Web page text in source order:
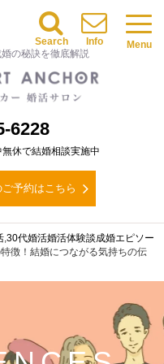
の秘訣を徹底解説
6228
無休で結婚相談実施中
予約はこちら
Menu
Info
Search
,30代婚活婚活体験談成婚エピソー
徴！結婚につながる気持ちの伝